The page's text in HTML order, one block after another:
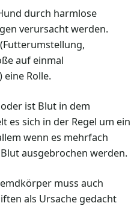
durch harmlose
verursacht werden.
auf einmal
Rolle.
ist Blut in dem
es sich in der Regel um ein
wenn es mehrfach
ausgebrochen werden.
muss auch
als Ursache gedacht